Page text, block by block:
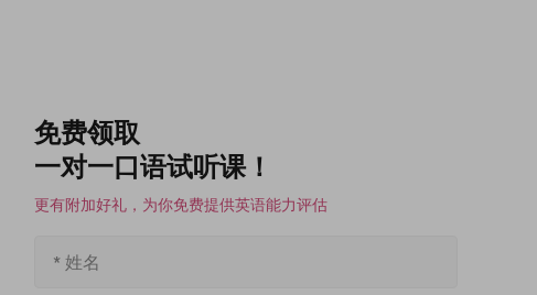
免费领取
一对一口语试听课！
更有附加好礼，为你免费提供英语能力评估